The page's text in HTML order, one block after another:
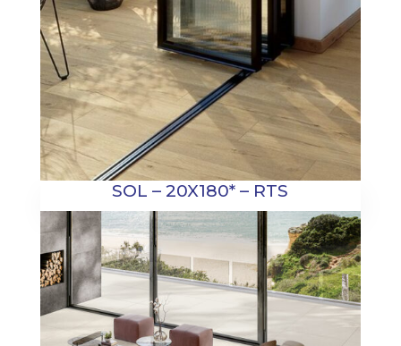
SOL – 20X180* – RTS